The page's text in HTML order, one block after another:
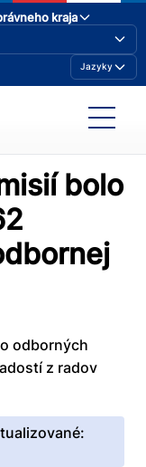
kraja
Jazyky
bolo
odborných
z radov